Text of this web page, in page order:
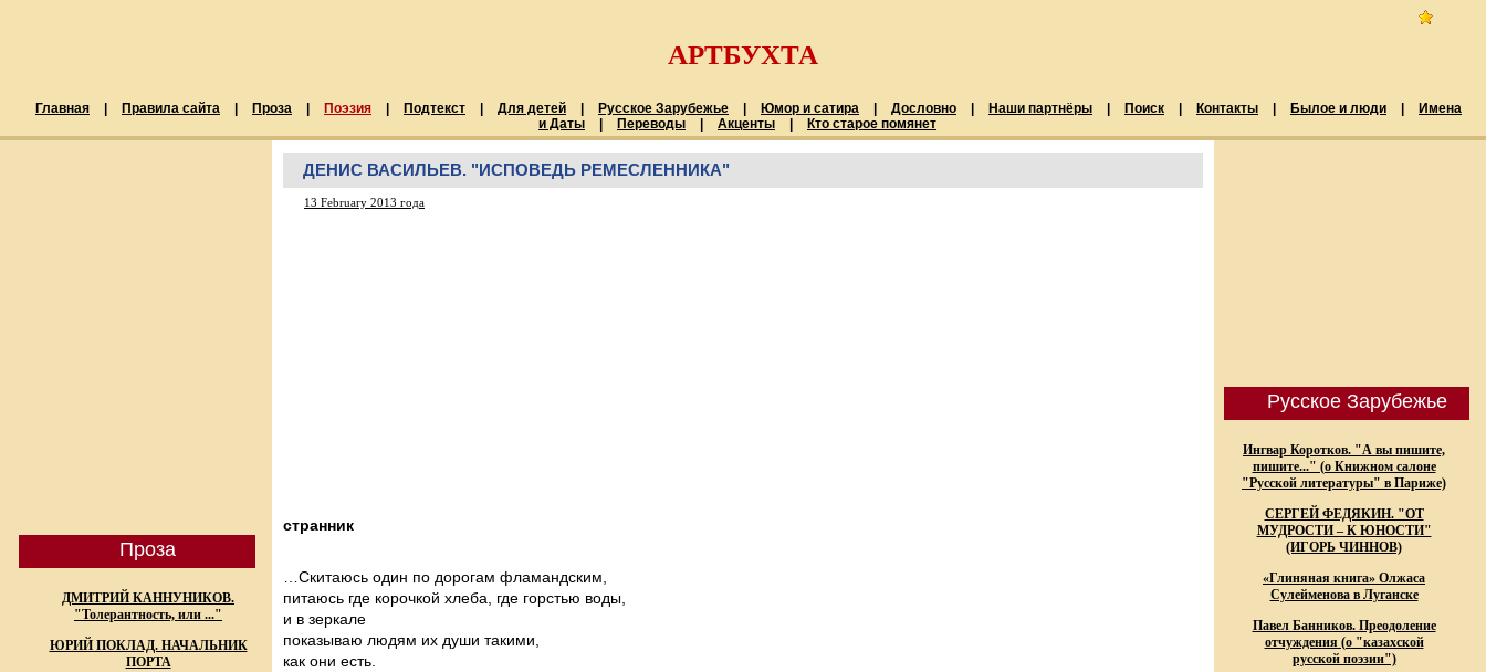
АРТБУХТА
Главная Правила сайта Проза Поэзия Подтекст Для детей Русское Зарубежье Юмор и сатира Дословно Наши партнёры Поиск Контакты Былое и люди
Имена
и Даты
Переводы Акценты Кто старое помянет
Проза
ДМИТРИЙ КАННУНИКОВ.
"Толерантность, или ..."
ЮРИЙ ПОКЛАД. НАЧАЛЬНИК
ПОРТА
ДЕНИС ВАСИЛЬЕВ. "ИСПОВЕДЬ РЕМЕСЛЕННИКА"
13 February 2013 года
странник
…Cкитаюсь один по дорогам фламандским,
питаюсь где корочкой хлеба, где горстью воды,
и в зеркале
показываю людям их души такими,
как они есть.
Русское Зарубежье
Ингвар Коротков. "А вы пишите,
пишите..." (о Книжном салоне
"Русской литературы" в Париже)
СЕРГЕЙ ФЕДЯКИН. "ОТ
МУДРОСТИ – К ЮНОСТИ"
(ИГОРЬ ЧИННОВ)
«Глиняная книга» Олжаса
Сулейменова в Луганске
Павел Банников. Преодоление
отчуждения (о "казахской
русской поэзии")